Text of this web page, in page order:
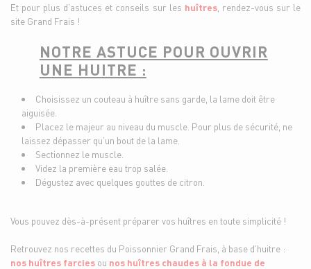
Et pour plus d’astuces et conseils sur les huîtres, rendez-vous sur le
site Grand Frais !
NOTRE ASTUCE POUR OUVRIR
UNE HUITRE :
Choisissez un couteau à huître sans garde, la lame doit être
aiguisée.
Placez le majeur au niveau du muscle. Pour plus de sécurité, ne
laissez dépasser qu’un bout de la lame.
Sectionnez le muscle.
Videz la première eau trop salée.
Dégustez avec quelques gouttes de citron.
Vous pouvez dès-à-présent préparer vos huîtres en toute simplicité !
Retrouvez nos recettes du Poissonnier Grand Frais, à base d’huitre :
nos huîtres farcies ou nos huîtres chaudes à la fondue de